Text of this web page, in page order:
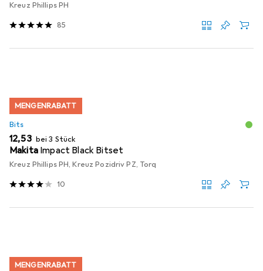
Kreuz Phillips PH
85
MENGENRABATT
Bits
EUR
12,53 bei 3 Stück
Makita Impact Black Bitset
Kreuz Phillips PH, Kreuz Pozidriv PZ, Torq
10
MENGENRABATT